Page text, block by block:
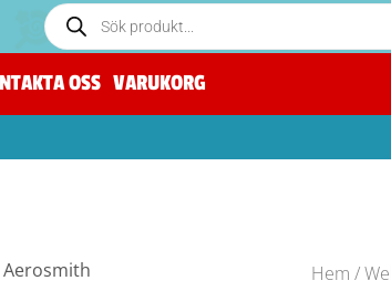
OSS VARUKORG
Hem /